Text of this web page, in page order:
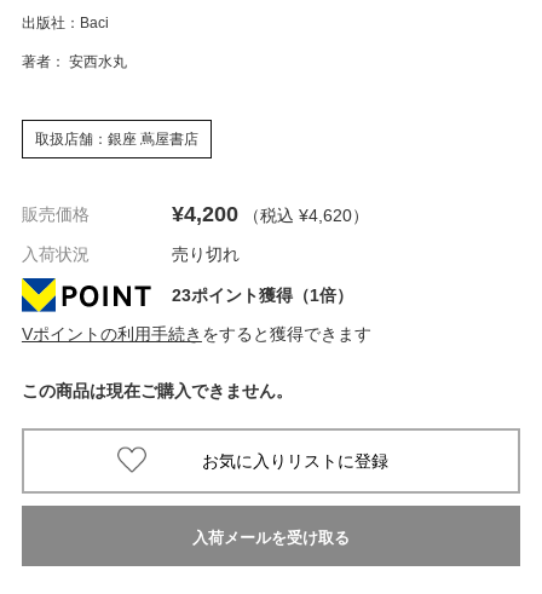
出版社：Baci
著者： 安西水丸
取扱店舗：銀座 蔦屋書店
販売価格 ¥4,200 （税込 ¥4,620）
入荷状況
売り切れ
23ポイント獲得（1倍）
Vポイントの利用手続き をすると獲得できます
この商品は現在ご購入できません。